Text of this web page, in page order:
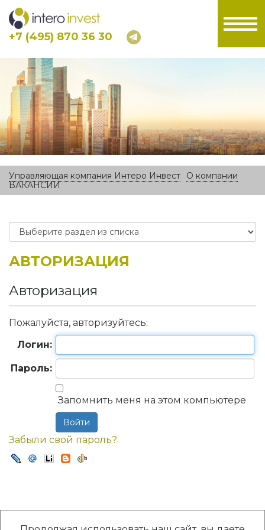
+7 (495) 870 36 30
Управляющая компания Интеро Инвест
О компании
ВАКАНСИИ
АВТОРИЗАЦИЯ
Авторизация
Пожалуйста, авторизуйтесь:
Логин:
Пароль:
Запомнить меня на этом компьютере
Забыли свой пароль?